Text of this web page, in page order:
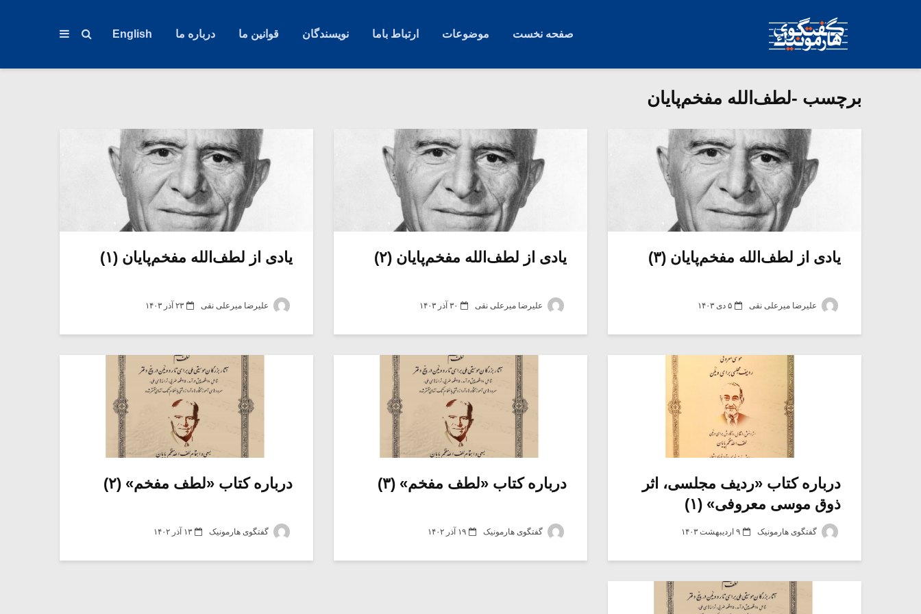
صفحه نخست موضوعات ارتباط باما نویسندگان قوانین ما درباره ما English
برچسب -لطف‌الله مفخم‌پایان
یادی از لطف‌الله مفخم‌پایان (۳)
علیرضا میرعلی نقی ۵ دی ۱۴۰۳
یادی از لطف‌الله مفخم‌پایان (۲)
علیرضا میرعلی نقی ۳۰ آذر ۱۴۰۳
یادی از لطف‌الله مفخم‌پایان (۱)
علیرضا میرعلی نقی ۲۳ آذر ۱۴۰۳
درباره کتاب «ردیف مجلسی، اثر
ذوق موسی معروفی» (۱)
گفتگوی هارمونیک ۹ اردیبهشت ۱۴۰۳
درباره کتاب «لطف مفخم» (۳)
گفتگوی هارمونیک ۱۹ آذر ۱۴۰۲
درباره کتاب «لطف مفخم» (۲)
گفتگوی هارمونیک ۱۳ آذر ۱۴۰۲